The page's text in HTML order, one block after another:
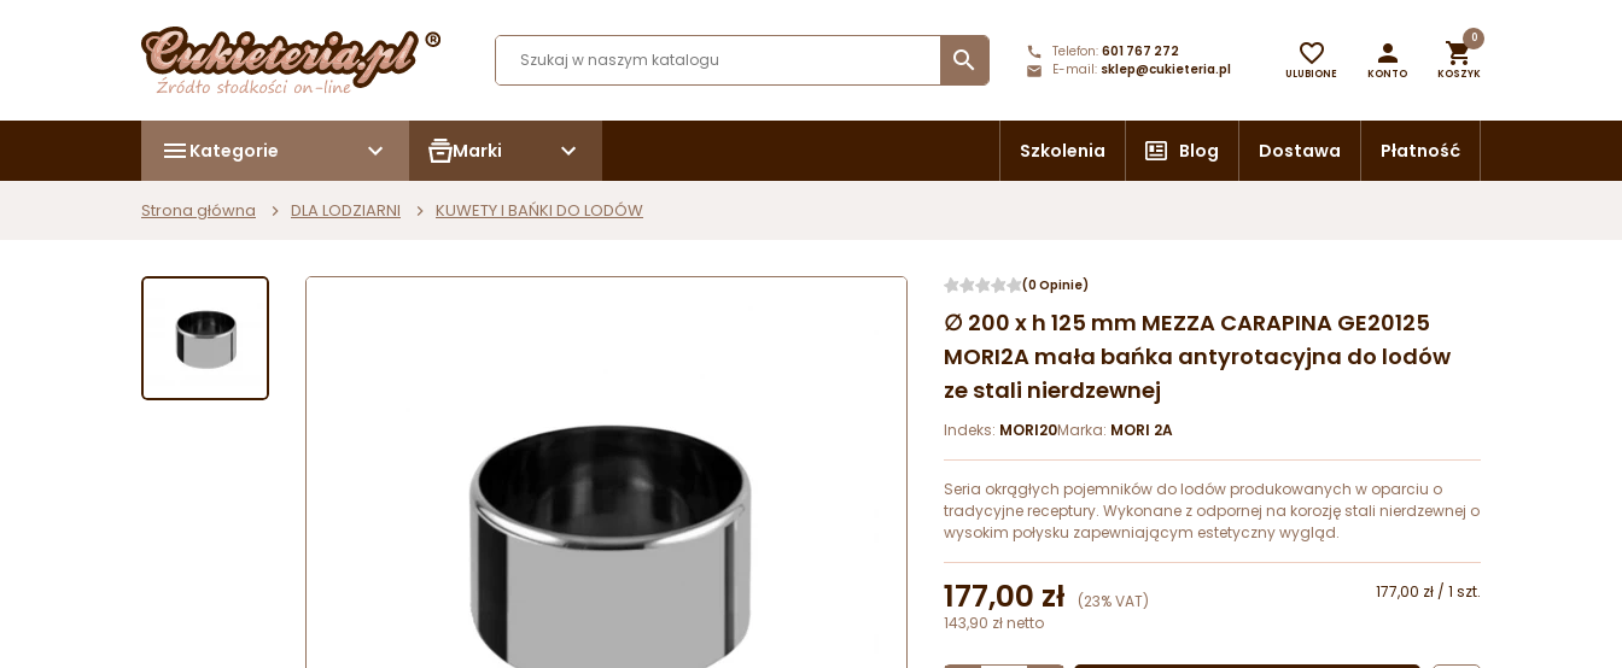
 Telefon: 601 767 272
E-mail: sklep@cukieteria.pl

ULUBIONE

KONTO

0
KOSZYK
Kategorie Marki Szkolenia Blog Dostawa Płatność
Strona główna DLA LODZIARNI KUWETY I BAŃKI DO LODÓW
(0 Opinie)
∅ 200 x h 125 mm MEZZA CARAPINA GE20125
MORI2A mała bańka antyrotacyjna do lodów
ze stali nierdzewnej
Indeks: MORI20Marka: MORI 2A
Seria okrągłych pojemników do lodów produkowanych w oparciu o
tradycyjne receptury. Wykonane z odpornej na korozję stali nierdzewnej o
wysokim połysku zapewniającym estetyczny wygląd.
177,00 zł (23% VAT)
177,00 zł / 1 szt.
143,90 zł netto